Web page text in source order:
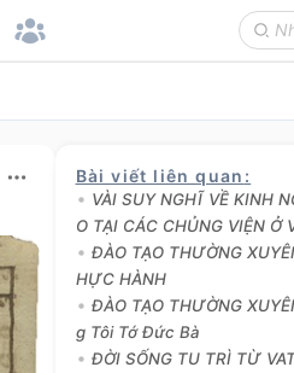
Bài viết liên quan :
VÀI SUY NGHĨ VỀ KINH
O TẠI CÁC CHỦNG VIỆN Ở
ĐÀO TẠO THƯỜNG
HỰC HÀNH
ĐÀO TẠO THƯỜNG
g Tôi Tớ Đức Bà
ĐỜI SỐNG TU TRÌ TỪ